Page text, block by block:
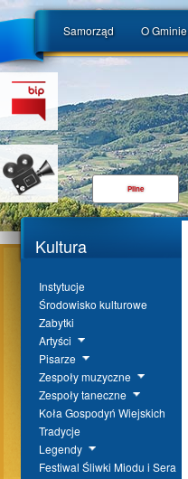
Samorząd O Gminie
Pilne
Kultura
Instytucje
Środowisko kulturowe
Zabytki
Artyści
Pisarze
Zespoły muzyczne
Zespoły taneczne
Koła Gospodyń Wiejskich
Tradycje
Legendy
Festiwal Śliwki Miodu i Sera